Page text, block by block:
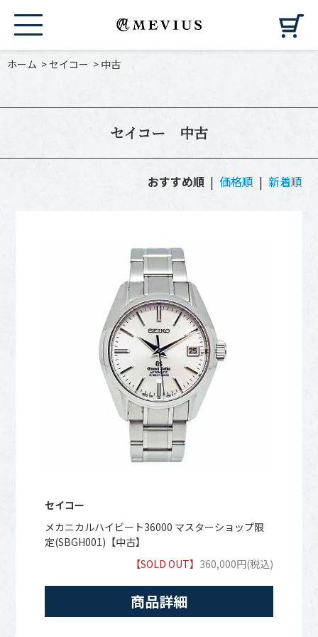
ホーム >セイコー > 中古
セイコー 中古
おすすめ順| 価格順 | 新着順
セイコー
メカニカルハイビート36000 マスターショップ限
定(SBGH001)【中古】
【SOLD OUT】 360,000円(税込)
商品詳細